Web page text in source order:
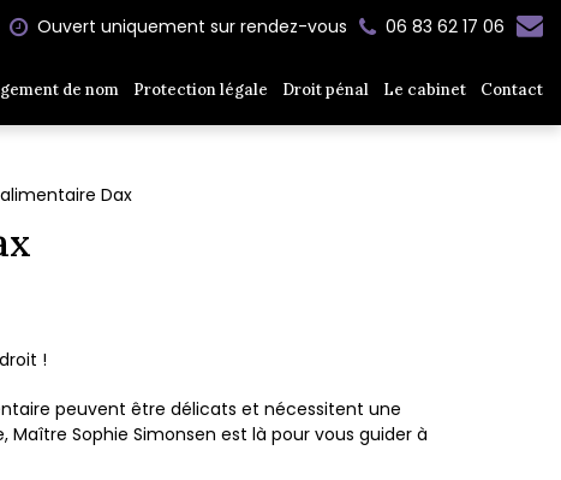
Ouvert uniquement sur rendez-vous 06 83 62 17 06
de nom Protection légale Droit pénal Le cabinet Contact
Dax
!
peuvent être délicats et nécessitent une
Sophie Simonsen est là pour vous guider à